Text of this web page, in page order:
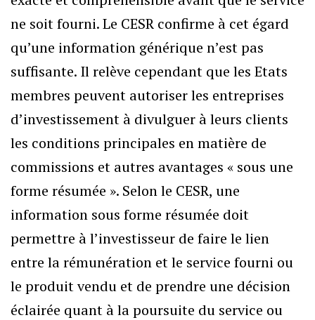
ne soit fourni. Le CESR confirme à cet égard
qu’une information générique n’est pas
suffisante. Il relève cependant que les Etats
membres peuvent autoriser les entreprises
d’investissement à divulguer à leurs clients
les conditions principales en matière de
commissions et autres avantages « sous une
forme résumée ». Selon le CESR, une
information sous forme résumée doit
permettre à l’investisseur de faire le lien
entre la rémunération et le service fourni ou
le produit vendu et de prendre une décision
éclairée quant à la poursuite du service ou